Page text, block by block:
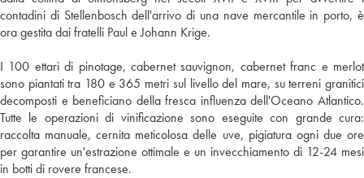
contadini di Stellenbosch dell'arrivo di una nave mercantile in porto, è
ora gestita dai fratelli Paul e Johann Krige.
I 100 ettari di pinotage, cabernet sauvignon, cabernet franc e merlot
sono piantati tra 180 e 365 metri sul livello del mare, su terreni granitici
decomposti e beneficiano della fresca influenza dell'Oceano Atlantico.
Tutte le operazioni di vinificazione sono eseguite con grande cura:
raccolta manuale, cernita meticolosa delle uve, pigiatura ogni due ore
per garantire un'estrazione ottimale e un invecchiamento di 12-24 mesi
in botti di rovere francese.